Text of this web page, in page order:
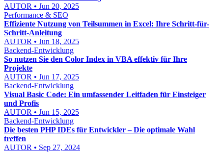
AUTOR • Jun 20, 2025
Performance & SEO
Effiziente Nutzung von Teilsummen in Excel: Ihre Schritt-für-
Schritt-Anleitung
AUTOR • Jun 18, 2025
Backend-Entwicklung
So nutzen Sie den Color Index in VBA effektiv für Ihre
Projekte
AUTOR • Jun 17, 2025
Backend-Entwicklung
Visual Basic Code: Ein umfassender Leitfaden für Einsteiger
und Profis
AUTOR • Jun 15, 2025
Backend-Entwicklung
Die besten PHP IDEs für Entwickler – Die optimale Wahl
treffen
AUTOR • Sep 27, 2024